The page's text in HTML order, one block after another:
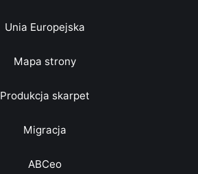
Unia Europejska
Mapa strony
Produkcja skarpet
Migracja
ABCeo